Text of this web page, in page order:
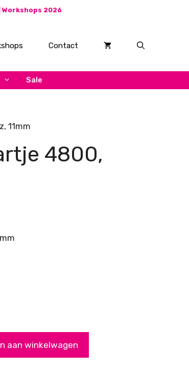
Workshops 2026
Contact
Sale
11mm
4800,
aan winkelwagen